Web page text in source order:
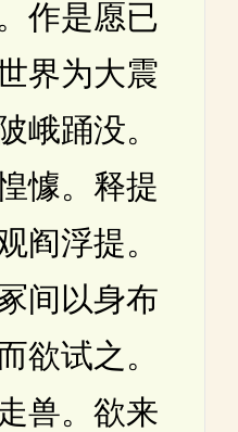
作是愿已
界为大震
峨踊没。
懅。释提
阎浮提。
间以身布
欲试之。
兽。欲来